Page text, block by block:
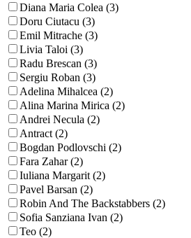
Diana Maria Colea (3)
Doru Ciutacu (3)
Emil Mitrache (3)
Livia Taloi (3)
Radu Brescan (3)
Sergiu Roban (3)
Adelina Mihalcea (2)
Alina Marina Mirica (2)
Andrei Necula (2)
Antract (2)
Bogdan Podlovschi (2)
Fara Zahar (2)
Iuliana Margarit (2)
Pavel Barsan (2)
Robin And The Backstabbers (2)
Sofia Sanziana Ivan (2)
Teo (2)